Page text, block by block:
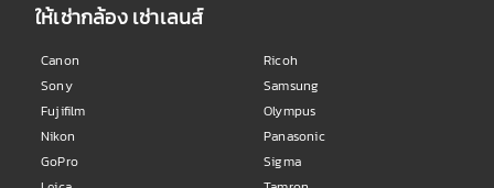
ให้เช่ากล้อง เช่าเลนส์
Canon
Sony
Fujifilm
Nikon
GoPro
Ricoh
Samsung
Olympus
Panasonic
Sigma